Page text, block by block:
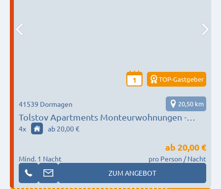
1 TOP-Gastgeber
Tolstov Apartments Monteurwohnungen -
Komfortable Monteurwohnungen für Ihre
41539 Dormagen 20,50 km
4x ab 20,00 €
Mind. 1 Nacht
ab 20,00 €
pro Person / Nacht
ZUM ANGEBOT